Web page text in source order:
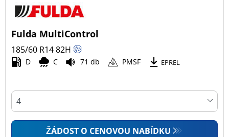
Fulda MultiControl
185/60 R1482H
D C 71 db PMSF EPREL
ŽÁDOST O CENOVOU NABÍDKU